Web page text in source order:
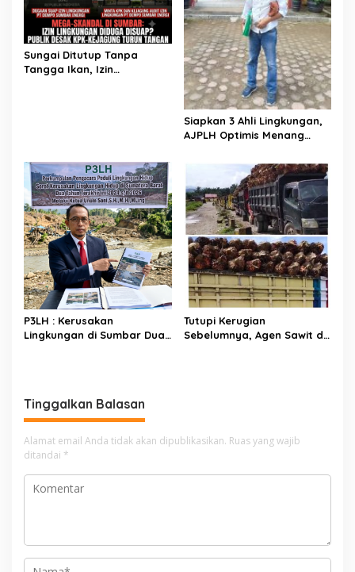
Sungai Ditutup Tanpa
Tangga Ikan, Izin
Siapkan 3 Ahli Lingkungan,
AJPLH Optimis Menang
Legal Standing Lawan PT
P3LH : Kerusakan
Lingkungan di Sumbar Dua
Tutupi Kerugian
Sebelumnya, Agen Sawit di
Tinggalkan Balasan
Alamat email Anda tidak akan dipublikasikan. Ruas yang wajib
ditandai *